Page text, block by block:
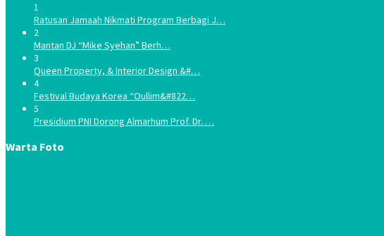
1
Ratusan Jamaah Nikmati Program Berbagi J…
2
Mantan DJ “Mike Syehan” Berh…
3
Queen Property, & Interior Design &#…
4
Festival Budaya Korea “Oullim&#822…
5
Presidium PNI Dorong Almarhum Prof. Dr. …
Warta Foto